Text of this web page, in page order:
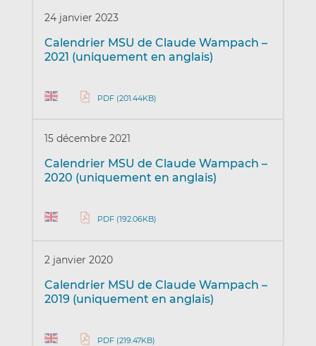
24 janvier 2023
Calendrier MSU de Claude Wampach –
2021 (uniquement en anglais)
PDF (201.44KB)
15 décembre 2021
Calendrier MSU de Claude Wampach –
2020 (uniquement en anglais)
PDF (192.06KB)
2 janvier 2020
Calendrier MSU de Claude Wampach –
2019 (uniquement en anglais)
PDF (219.47KB)